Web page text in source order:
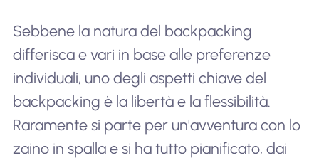
Sebbene la natura del backpacking
differisca e vari in base alle preferenze
individuali, uno degli aspetti chiave del
backpacking è la libertà e la flessibilità.
Raramente si parte per un'avventura con lo
zaino in spalla e si ha tutto pianificato, dai